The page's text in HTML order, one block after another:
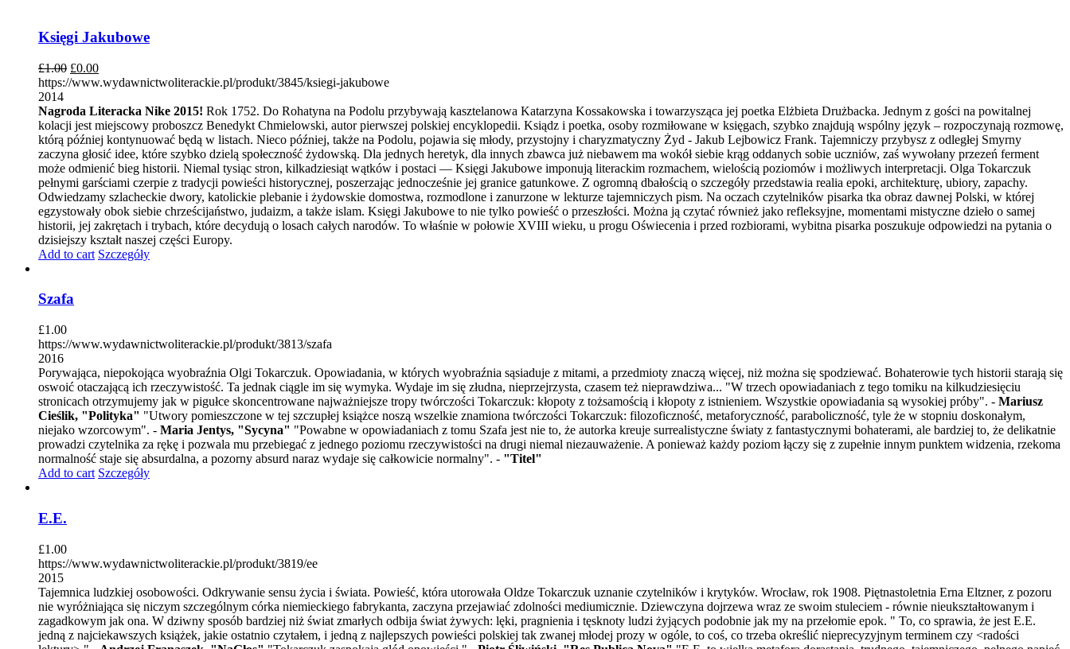
Księgi Jakubowe
£1.00 £0.00
https://www.wydawnictwoliterackie.pl/produkt/3845/ksiegi-jakubowe
2014
Nagroda Literacka Nike 2015! Rok 1752. Do Rohatyna na Podolu przybywają kasztelanowa Katarzyna Kossakowska i towarzysząca jej poetka Elżbieta Drużbacka. Jednym z gości na powitalnej
kolacji jest miejscowy proboszcz Benedykt Chmielowski, autor pierwszej polskiej encyklopedii. Ksiądz i poetka, osoby rozmiłowane w księgach, szybko znajdują wspólny język – rozpoczynają rozmowę,
którą później kontynuować będą w listach. Nieco później, także na Podolu, pojawia się młody, przystojny i charyzmatyczny Żyd - Jakub Lejbowicz Frank. Tajemniczy przybysz z odległej Smyrny
zaczyna głosić idee, które szybko dzielą społeczność żydowską. Dla jednych heretyk, dla innych zbawca już niebawem ma wokół siebie krąg oddanych sobie uczniów, zaś wywołany przezeń ferment
może odmienić bieg historii. Niemal tysiąc stron, kilkadziesiąt wątków i postaci — Księgi Jakubowe imponują literackim rozmachem, wielością poziomów i możliwych interpretacji. Olga Tokarczuk
pełnymi garściami czerpie z tradycji powieści historycznej, poszerzając jednocześnie jej granice gatunkowe. Z ogromną dbałością o szczegóły przedstawia realia epoki, architekturę, ubiory, zapachy.
Odwiedzamy szlacheckie dwory, katolickie plebanie i żydowskie domostwa, rozmodlone i zanurzone w lekturze tajemniczych pism. Na oczach czytelników pisarka tka obraz dawnej Polski, w której
egzystowały obok siebie chrześcijaństwo, judaizm, a także islam. Księgi Jakubowe to nie tylko powieść o przeszłości. Można ją czytać również jako refleksyjne, momentami mistyczne dzieło o samej
historii, jej zakrętach i trybach, które decydują o losach całych narodów. To właśnie w połowie XVIII wieku, u progu Oświecenia i przed rozbiorami, wybitna pisarka poszukuje odpowiedzi na pytania o
dzisiejszy kształt naszej części Europy.
Add to cart Szczegóły
Szafa
£1.00
https://www.wydawnictwoliterackie.pl/produkt/3813/szafa
2016
Porywająca, niepokojąca wyobraźnia Olgi Tokarczuk. Opowiadania, w których wyobraźnia sąsiaduje z mitami, a przedmioty znaczą więcej, niż można się spodziewać. Bohaterowie tych historii starają się
oswoić otaczającą ich rzeczywistość. Ta jednak ciągle im się wymyka. Wydaje im się złudna, nieprzejrzysta, czasem też nieprawdziwa... "W trzech opowiadaniach z tego tomiku na kilkudziesięciu
stronicach otrzymujemy jak w pigułce skoncentrowane najważniejsze tropy twórczości Tokarczuk: kłopoty z tożsamością i kłopoty z istnieniem. Wszystkie opowiadania są wysokiej próby". - Mariusz
Cieślik, "Polityka" "Utwory pomieszczone w tej szczupłej książce noszą wszelkie znamiona twórczości Tokarczuk: filozoficzność, metaforyczność, paraboliczność, tyle że w stopniu doskonałym,
niejako wzorcowym". - Maria Jentys, "Sycyna" "Powabne w opowiadaniach z tomu Szafa jest nie to, że autorka kreuje surrealistyczne światy z fantastycznymi bohaterami, ale bardziej to, że delikatnie
prowadzi czytelnika za rękę i pozwala mu przebiegać z jednego poziomu rzeczywistości na drugi niemal niezauważenie. A ponieważ każdy poziom łączy się z zupełnie innym punktem widzenia, rzekoma
normalność staje się absurdalna, a pozorny absurd naraz wydaje się całkowicie normalny". - "Titel"
Add to cart Szczegóły
E.E.
£1.00
https://www.wydawnictwoliterackie.pl/produkt/3819/ee
2015
Tajemnica ludzkiej osobowości. Odkrywanie sensu życia i świata. Powieść, która utorowała Oldze Tokarczuk uznanie czytelników i krytyków. Wrocław, rok 1908. Piętnastoletnia Erna Eltzner, z pozoru
nie wyróżniająca się niczym szczególnym córka niemieckiego fabrykanta, zaczyna przejawiać zdolności mediumicznie. Dziewczyna dojrzewa wraz ze swoim stuleciem - równie nieukształtowanym i
zagadkowym jak ona. W dziwny sposób bardziej niż świat zmarłych odbija świat żywych: lęki, pragnienia i tęsknoty ludzi żyjących podobnie jak my na przełomie epok. " To, co sprawia, że jest E.E.
jedną z najciekawszych książek, jakie ostatnio czytałem, i jedną z najlepszych powieści polskiej tak zwanej młodej prozy w ogóle, to coś, co trzeba określić nieprecyzyjnym terminem czy <radości